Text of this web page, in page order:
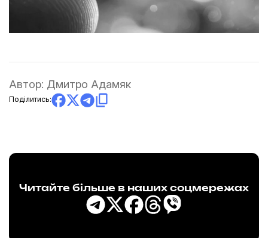
Автор: Дмитро Адамяк
Поділитись:
Читайте більше в наших соцмережах